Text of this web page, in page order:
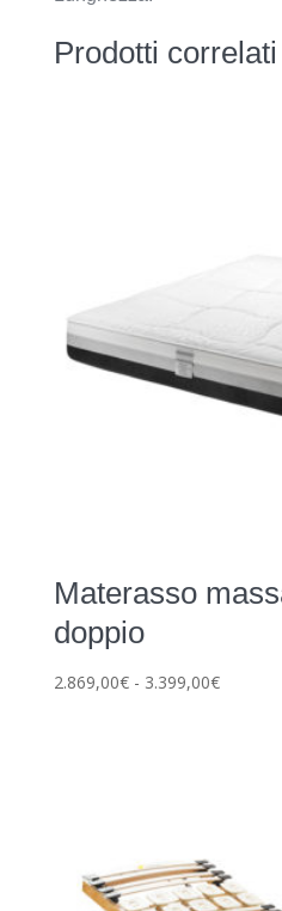
Prodotti correlati
Materasso
doppio
2.869,00€ - 3.399,00€Fascia